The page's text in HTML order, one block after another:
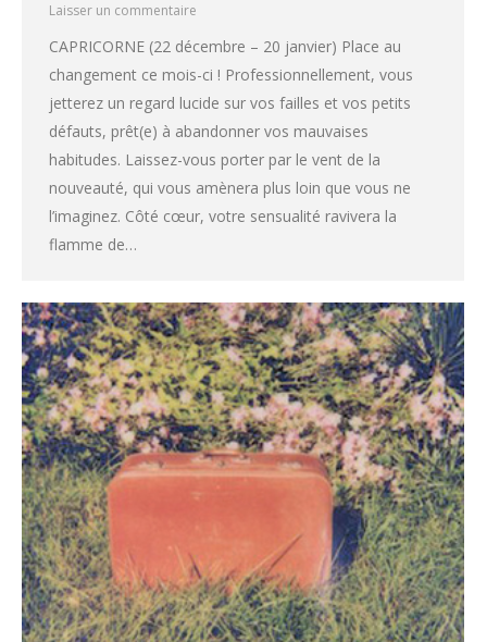
Laisser un commentaire
CAPRICORNE (22 décembre – 20 janvier) Place au
changement ce mois-ci ! Professionnellement, vous
jetterez un regard lucide sur vos failles et vos petits
défauts, prêt(e) à abandonner vos mauvaises
habitudes. Laissez-vous porter par le vent de la
nouveauté, qui vous amènera plus loin que vous ne
l’imaginez. Côté cœur, votre sensualité ravivera la
flamme de…